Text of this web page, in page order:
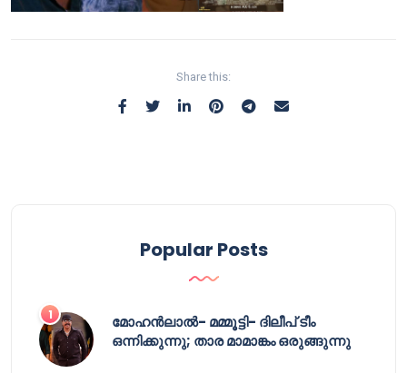
Share this:
Popular Posts
മോഹൻലാൽ- മമ്മൂട്ടി- ദിലീപ് ടീം
ഒന്നിക്കുന്നു; താര മാമാങ്കം ഒരുങ്ങുന്നു